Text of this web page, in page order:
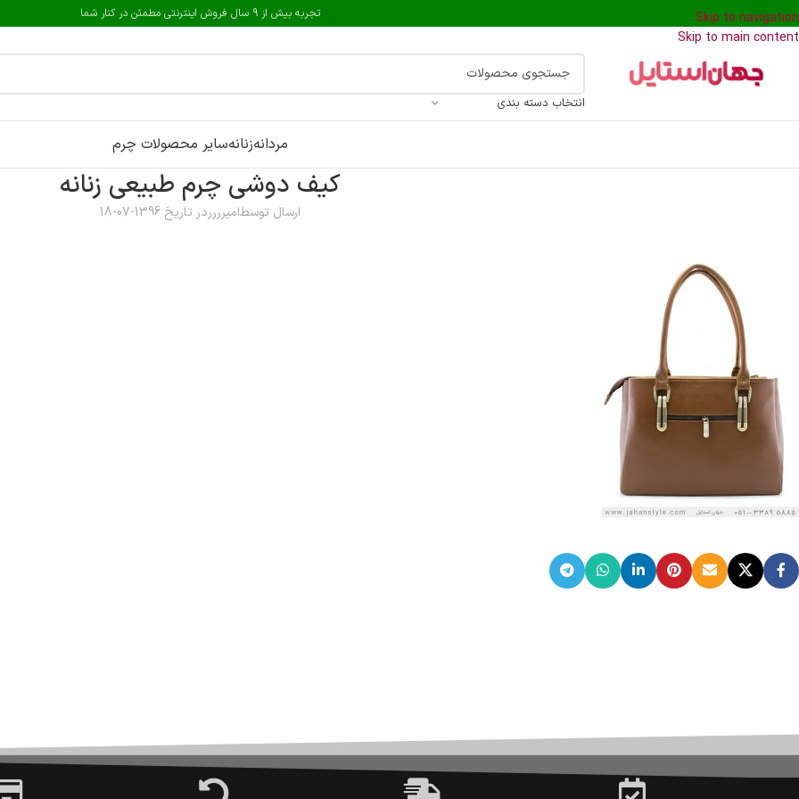
Skip to navigation
Skip to main content
تجربه بیش از 9 سال فروش اینترنتی مطمئن در کنار شما
انتخاب دسته بندی
مردانهزنانهسایر محصولات چرم
کیف دوشی چرم طبیعی زنانه
ارسال توسطامیرررردر تاریخ 1396-07-18